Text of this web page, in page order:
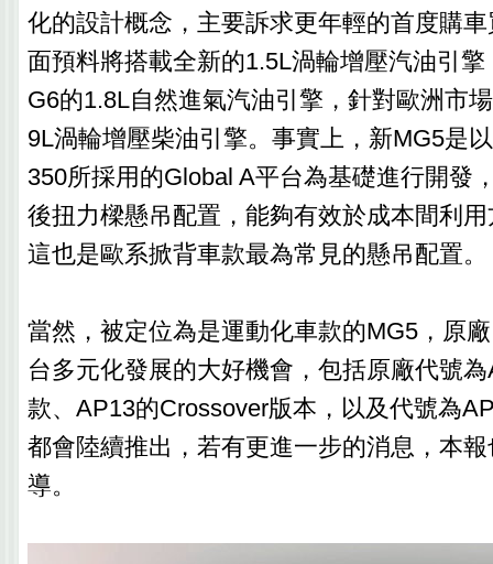
化的設計概念，主要訴求更年輕的首度購
面預料將搭載全新的1.5L渦輪增壓汽油引
G6的1.8L自然進氣汽油引擎，針對歐洲市
9L渦輪增壓柴油引擎。事實上，新MG5是
350所採用的Global A平台為基礎進行開發
後扭力樑懸吊配置，能夠有效於成本間利
這也是歐系掀背車款最為常見的懸吊配置。
當然，被定位為是運動化車款的MG5，原
台多元化發展的大好機會，包括原廠代號
款、AP13的Crossover版本，以及代號為
都會陸續推出，若有更進一步的消息，本
導。